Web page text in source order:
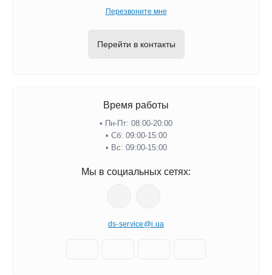
Перезвоните мне
Перейти в контакты
Время работы
• Пн-Пт: 08:00-20:00
• Сб: 09:00-15:00
• Вс: 09:00-15:00
Мы в социальных сетях:
ds-service@i.ua